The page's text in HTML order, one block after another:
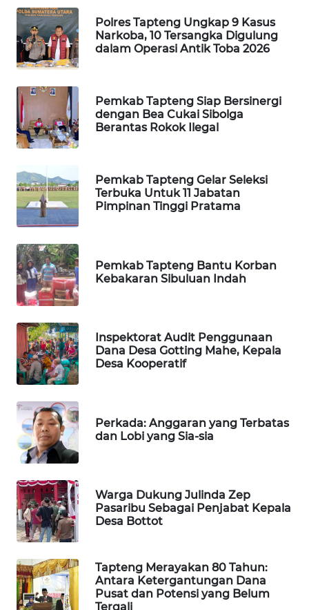
Polres Tapteng Ungkap 9 Kasus
Narkoba, 10 Tersangka Digulung
dalam Operasi Antik Toba 2026
Pemkab Tapteng Siap Bersinergi
dengan Bea Cukai Sibolga
Berantas Rokok Ilegal
Pemkab Tapteng Gelar Seleksi
Terbuka Untuk 11 Jabatan
Pimpinan Tinggi Pratama
Pemkab Tapteng Bantu Korban
Kebakaran Sibuluan Indah
Inspektorat Audit Penggunaan
Dana Desa Gotting Mahe, Kepala
Desa Kooperatif
Perkada: Anggaran yang Terbatas
dan Lobi yang Sia-sia
Warga Dukung Julinda Zep
Pasaribu Sebagai Penjabat Kepala
Desa Bottot
Tapteng Merayakan 80 Tahun:
Antara Ketergantungan Dana
Pusat dan Potensi yang Belum
Tergali
SIBARAGAS
NEWS
SIANTAR
NEWS
METRO
NEWS
METRO
JAKARTA
KRT
NEWS
KARING
NEWS
JURNAL
HUMBANG
NEWS
GARONGGANG
NEWS
FISUELRI
ID
ENERGI
NEWS